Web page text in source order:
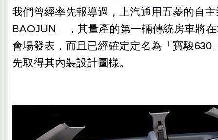
我們曾經率先報導過，上汽通用五菱的自
BAOJUN」，其量產的第一輛傳統房車將
會場發表，而且已經確定定名為「寶駿630
先取得其內裝設計圖樣。